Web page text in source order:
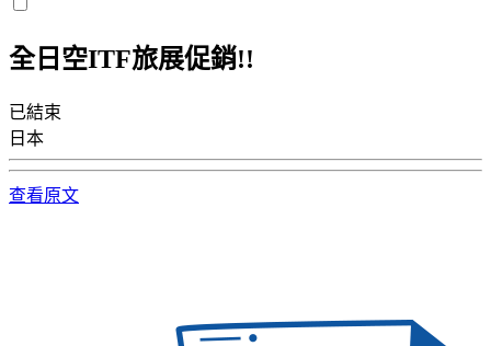
全日空ITF旅展促銷!!
已結束
日本
查看原文